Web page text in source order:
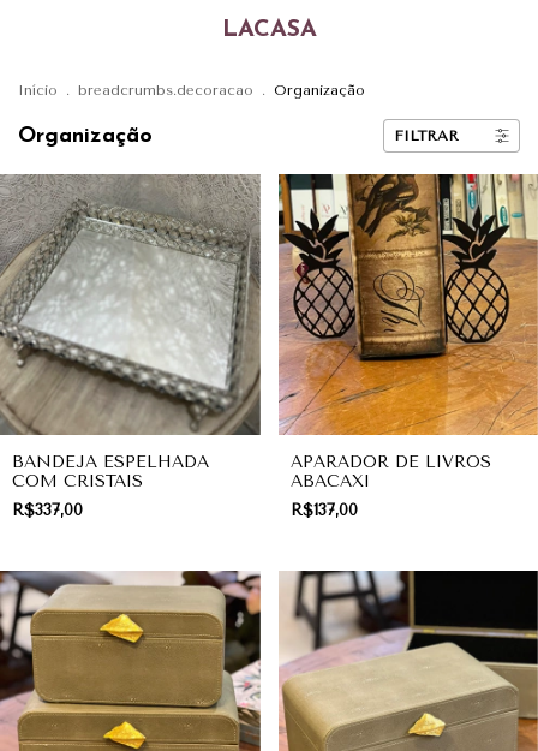
LACASA
Início . breadcrumbs.decoracao . Organização
Organização FILTRAR
BANDEJA ESPELHADA
COM CRISTAIS
R$337,00
APARADOR DE LIVROS
ABACAXI
R$137,00